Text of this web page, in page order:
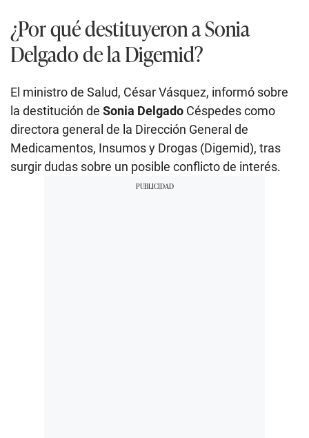
¿Por qué destituyeron a Sonia
Delgado de la Digemid?
El ministro de Salud, César Vásquez, informó sobre
la destitución de Sonia Delgado Céspedes como
directora general de la Dirección General de
Medicamentos, Insumos y Drogas (Digemid), tras
surgir dudas sobre un posible conflicto de interés.